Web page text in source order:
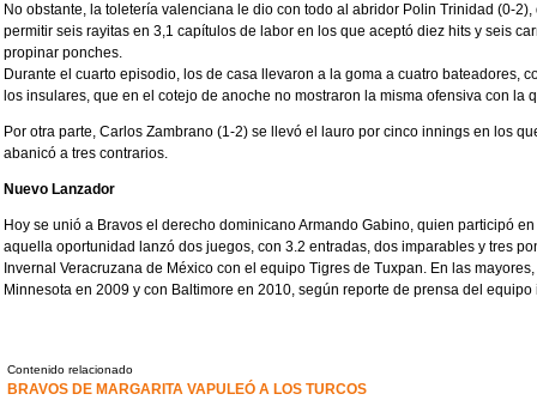
No obstante, la toletería valenciana le dio con todo al abridor Polin Trinidad (0-
permitir seis rayitas en 3,1 capítulos de labor en los que aceptó diez hits y seis
propinar ponches.
Durante el cuarto episodio, los de casa llevaron a la goma a cuatro bateadores,
los insulares, que en el cotejo de anoche no mostraron la misma ofensiva con la
Por otra parte, Carlos Zambrano (1-2) se llevó el lauro por cinco innings en los
abanicó a tres contrarios.
Nuevo Lanzador
Hoy se unió a Bravos el derecho dominicano Armando Gabino, quien participó
aquella oportunidad lanzó dos juegos, con 3.2 entradas, dos imparables y tres
Invernal Veracruzana de México con el equipo Tigres de Tuxpan. En las
Minnesota en 2009 y con Baltimore en 2010, según reporte de prensa del equipo
Contenido relacionado
BRAVOS DE MARGARITA VAPULEÓ A LOS TURCOS